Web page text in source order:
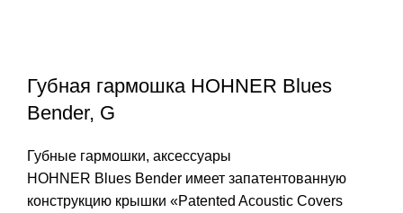
Губная гармошка HOHNER Blues
Bender, G
Губные гармошки, аксессуары
HOHNER Blues Bender имеет запатентованную
конструкцию крышки «Patented Acoustic Covers